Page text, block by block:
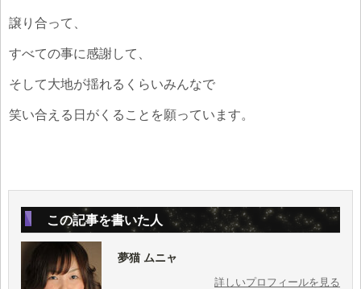
譲り合って、
すべての事に感謝して、
そして大地が揺れるくらいみんなで
笑い合える日がくることを願っています。
この記事を書いた人
夢猫 ムニャ
詳しいプロフィールを見る